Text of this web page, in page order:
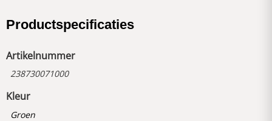
Productspecificaties
Artikelnummer
238730071000
Kleur
Groen